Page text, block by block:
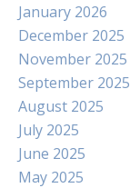
January 2026
December 2025
November 2025
September 2025
August 2025
July 2025
June 2025
May 2025